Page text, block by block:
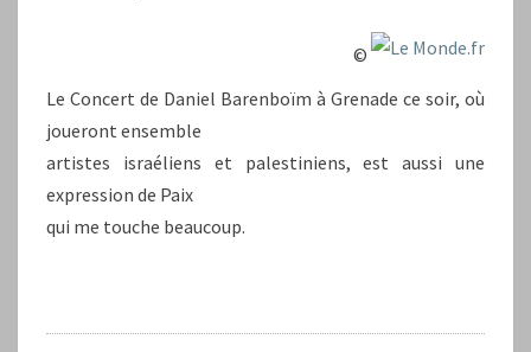
©
Le Concert de Daniel Barenboïm à Grenade ce soir, où
joueront ensemble
artistes israéliens et palestiniens, est aussi une
expression de Paix
qui me touche beaucoup.